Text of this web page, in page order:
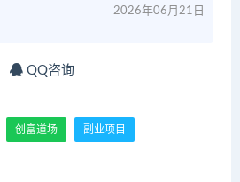
2026年06月21日
QQ咨询
创富道场 副业项目